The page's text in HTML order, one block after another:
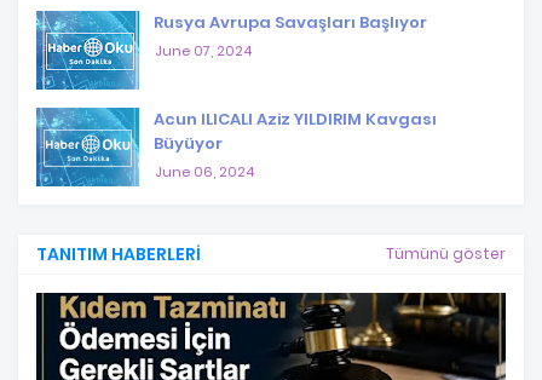
Rusya Avrupa Savaşları Başlıyor
June 07, 2024
Acun ILICALI Aziz YILDIRIM Kavgası
Büyüyor
June 06, 2024
TANITIM HABERLERI Tümünü göster